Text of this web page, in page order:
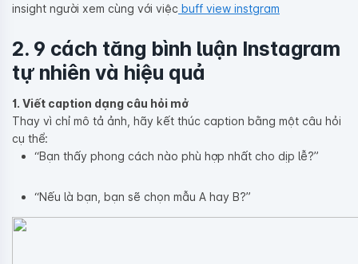
insight người xem cùng với việc buff view instgram
2. 9 cách tăng bình luận Instagram
tự nhiên và hiệu quả
1. Viết caption dạng câu hỏi mở
Thay vì chỉ mô tả ảnh, hãy kết thúc caption bằng một câu hỏi
cụ thể:
“Bạn thấy phong cách nào phù hợp nhất cho dịp lễ?”
“Nếu là bạn, bạn sẽ chọn mẫu A hay B?”